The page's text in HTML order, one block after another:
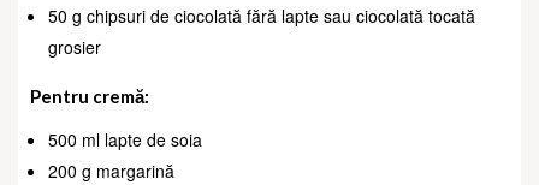
50 g chipsuri de ciocolată fără lapte sau ciocolată tocată
grosier
Pentru cremă:
500 ml lapte de soia
200 g margarină